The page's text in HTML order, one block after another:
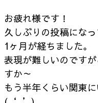
お疲れ様です！
久しぶりの投稿にな
1ヶ月が経ちました。
表現が難しいのです
すか～
もう半年くらい関東